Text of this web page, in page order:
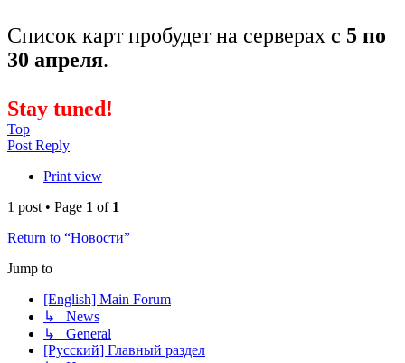
Список карт пробудет на серверах с 5 по
30 апреля.
Stay tuned!
Top
Post Reply
Print view
1 post • Page 1 of 1
Return to “Новости”
Jump to
[English] Main Forum
↳ News
↳ General
[Русский] Главный раздел